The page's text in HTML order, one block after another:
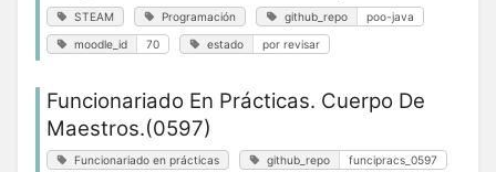
STEAM Programación github_repo poo-java
moodle_id 70 estado por revisar
Funcionariado En Prácticas. Cuerpo De
Maestros.(0597)
Funcionariado en prácticas github_repo funcipracs_0597